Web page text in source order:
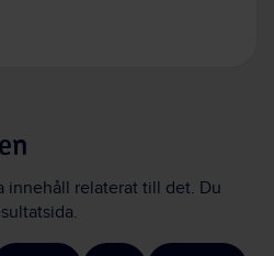
innehåll relaterat till det. Du